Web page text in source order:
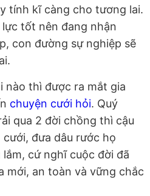
tính kĩ càng cho tương lai.
tốt nên đang nhận
con đường sự nghiệp sẽ
nào thì được ra mắt gia
chuyện cưới hỏi. Quý
qua 2 đời chồng thì cậu
đưa dâu rước họ
cứ nghĩ cuộc đời đã
mới, an toàn và vững chắc